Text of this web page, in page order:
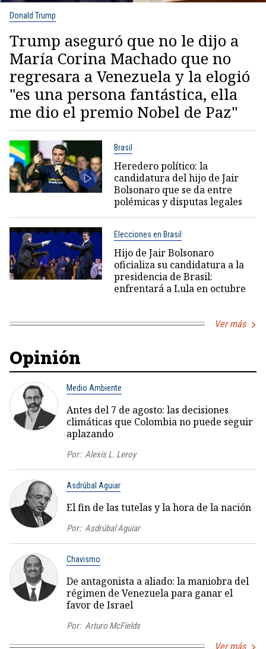
Donald Trump
Trump aseguró que no le dijo a
María Corina Machado que no
regresara a Venezuela y la elogió
"es una persona fantástica, ella
me dio el premio Nobel de Paz"
Brasil
Heredero político: la
candidatura del hijo de Jair
Bolsonaro que se da entre
polémicas y disputas legales
Elecciones en Brasil
Hijo de Jair Bolsonaro
oficializa su candidatura a la
presidencia de Brasil:
enfrentará a Lula en octubre
Ver más
Opinión
Medio Ambiente
Antes del 7 de agosto: las decisiones
climáticas que Colombia no puede seguir
aplazando
Por: Alexis L. Leroy
Asdrúbal Aguiar
El fin de las tutelas y la hora de la nación
Por: Asdrúbal Aguiar
Chavismo
De antagonista a aliado: la maniobra del
régimen de Venezuela para ganar el
favor de Israel
Por: Arturo McFields
Ver más